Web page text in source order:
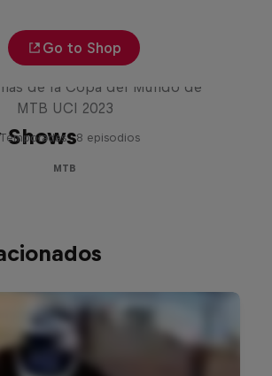
Go to Shop
Shows
the Line
de la Copa del Mundo de
MTB UCI 2023
· 8 episodios
MTB